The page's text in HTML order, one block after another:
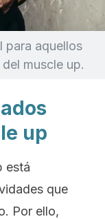
para aquellos
muscle up.
up
está
que
Por ello,